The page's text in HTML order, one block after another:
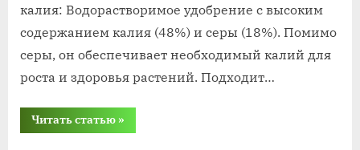
калия: Водорастворимое удобрение с высоким
содержанием калия (48%) и серы (18%). Помимо
серы, он обеспечивает необходимый калий для
роста и здоровья растений. Подходит…
Читать статью“удобрения
»